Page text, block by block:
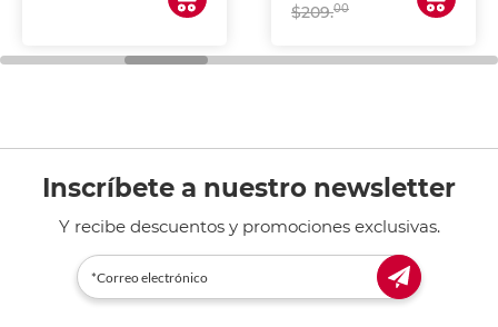
$209.00
Inscríbete a nuestro newsletter
Y recibe descuentos y promociones exclusivas.